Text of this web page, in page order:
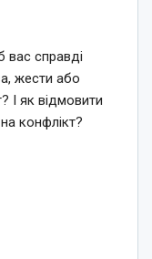
справді
жести або
І як відмовити
конфлікт?